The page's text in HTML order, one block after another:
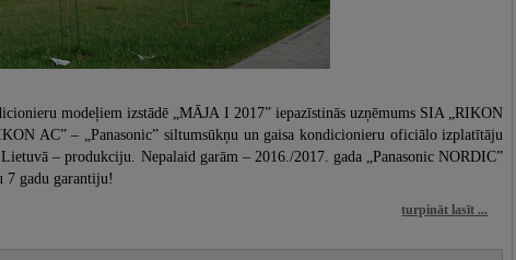
modeļiem izstādē „MĀJA I 2017” iepazīstinās uzņēmums SIA „RIKON
AC” – „Panasonic” siltumsūkņu un gaisa kondicionieru oficiālo izplatītāju
– produkciju. Nepalaid garām – 2016./2017. gada „Panasonic NORDIC”
7 gadu garantiju!
turpināt lasīt ...